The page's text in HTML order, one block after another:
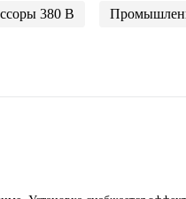
380 В